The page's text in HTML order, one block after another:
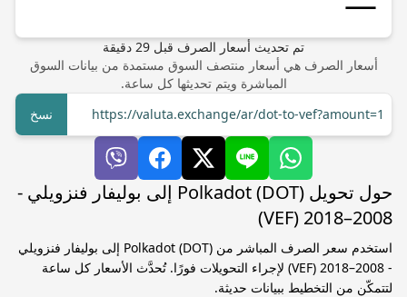
تم تحديث أسعار الصرف قبل 29 دقيقة
أسعار الصرف هي أسعار منتصف السوق مستمدة من بيانات السوق
المباشرة ويتم تحديثها كل ساعة.
https://valuta.exchange/ar/dot-to-vef?amount=1
نسخ
حول تحويل Polkadot (DOT) إلى بوليفار فنزويلي -
2008–2018 (VEF)
استخدم سعر الصرف المباشر من Polkadot (DOT) إلى بوليفار فنزويلي
- 2008–2018 (VEF) لإجراء التحويلات فورًا. تُحدَّث الأسعار كل ساعة
لتتمكّن من التخطيط ببيانات حديثة.